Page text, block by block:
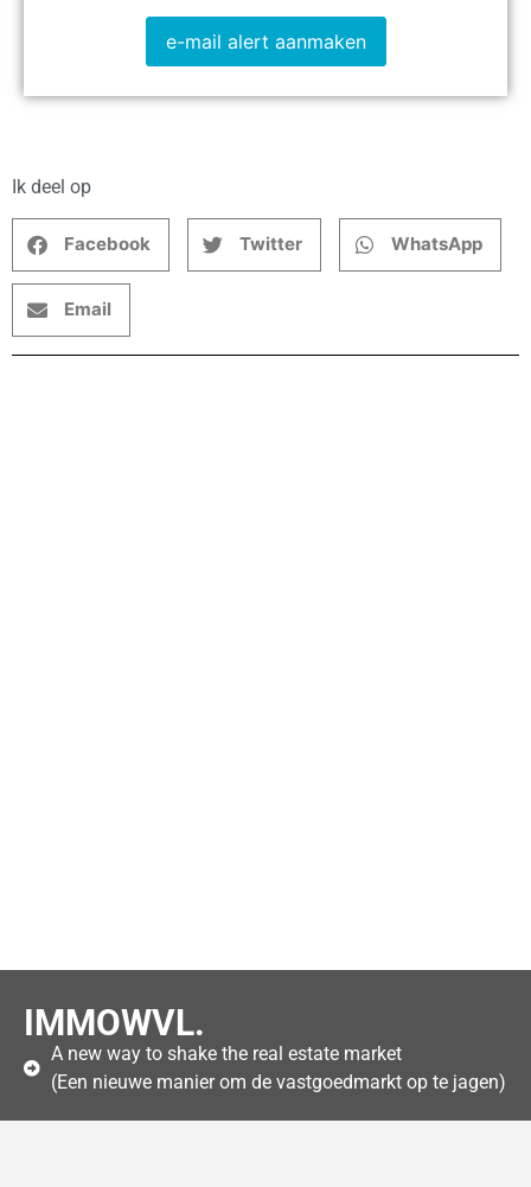
e-mail alert aanmaken
Ik deel op
Facebook Twitter WhatsApp
Email
IMMOWVL.
A new way to shake the real estate market
(Een nieuwe manier om de vastgoedmarkt op te jagen)